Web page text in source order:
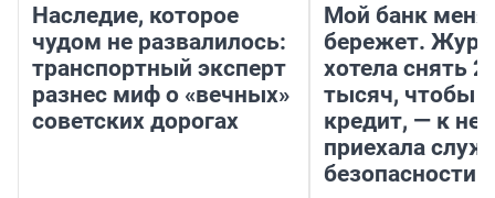
Наследие, которое
чудом не развалилось:
транспортный эксперт
разнес миф о «вечных»
советских дорогах
Мой банк меня
бережет.
хотела снять
тысяч, чтобы
кредит, — к
приехала
безопасности